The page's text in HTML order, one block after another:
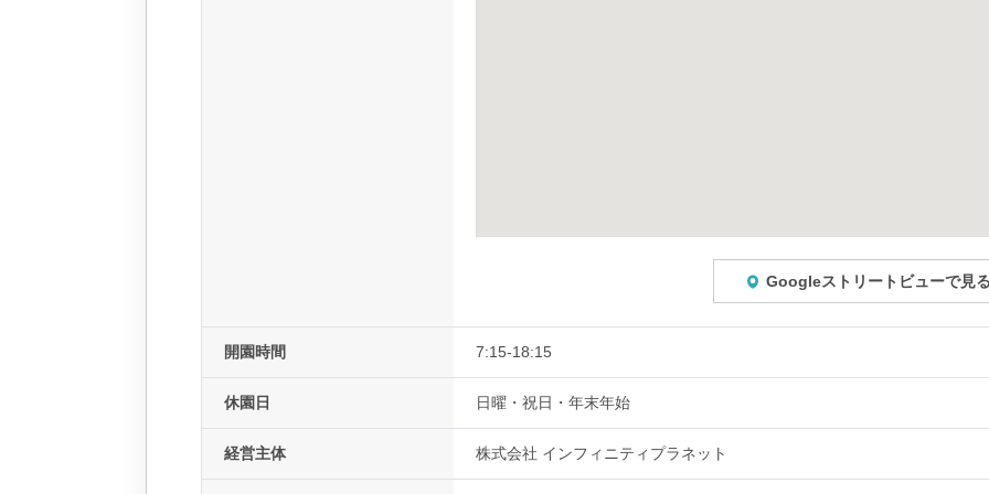
Googleストリートビューで見
開園時間 7:15-18:15
休園日 日曜・祝日・年末年始
経営主体 株式会社 インフィニティプラネット